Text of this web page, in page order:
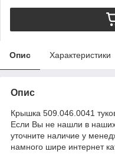
Опис Характеристики
Опис
Крышка 509.046.0041
Если Вы не нашли в наших
уточните наличие у
намного шире интернет